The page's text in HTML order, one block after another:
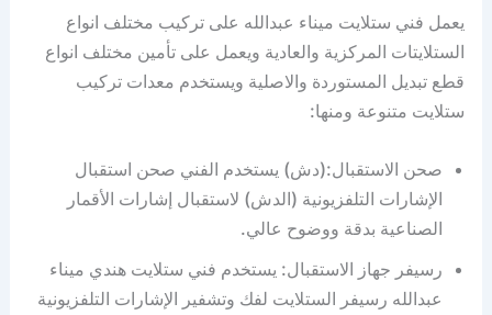
يعمل فني ستلايت ميناء عبدالله على تركيب مختلف انواع
الستلايتات المركزية والعادية ويعمل على تأمين مختلف انواع
قطع تبديل المستوردة والاصلية ويستخدم معدات تركيب
ستلايت متنوعة ومنها:
صحن الاستقبال:(دش) يستخدم الفني صحن استقبال
الإشارات التلفزيونية (الدش) لاستقبال إشارات الأقمار
الصناعية بدقة ووضوح عالي.
رسيفر جهاز الاستقبال: يستخدم فني ستلايت هندي ميناء
عبدالله رسيفر الستلايت لفك وتشفير الإشارات التلفزيونية